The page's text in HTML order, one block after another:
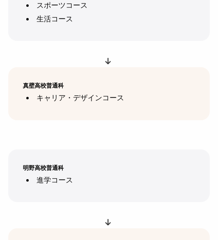
スポーツコース
生活コース
真壁高校普通科
キャリア・デザインコース
明野高校普通科
進学コース